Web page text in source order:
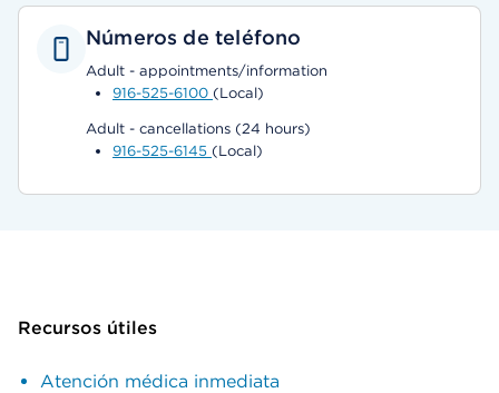
Números de teléfono
Adult - appointments/information
916-525-6100 (Local)
Adult - cancellations (24 hours)
916-525-6145 (Local)
Recursos útiles
Atención médica inmediata